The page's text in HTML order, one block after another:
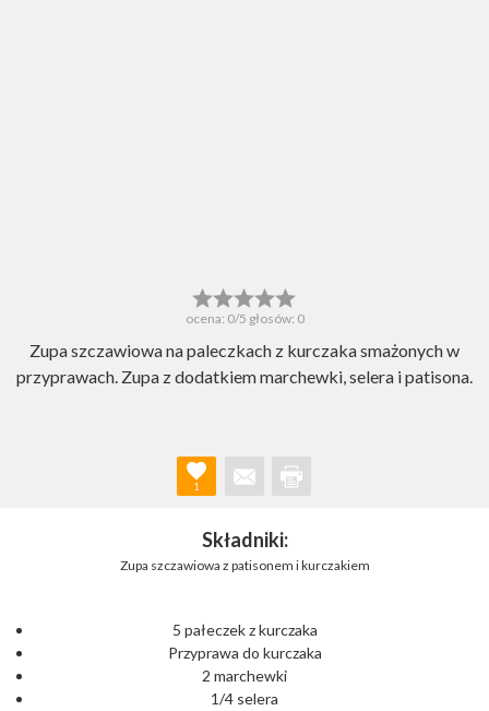
ocena: 0/5 głosów: 0
Zupa szczawiowa na paleczkach z kurczaka smażonych w
przyprawach. Zupa z dodatkiem marchewki, selera i patisona.
1
Składniki:
Zupa szczawiowa z patisonem i kurczakiem
5 pałeczek z kurczaka
Przyprawa do kurczaka
2 marchewki
1/4 selera